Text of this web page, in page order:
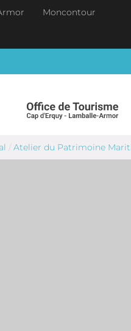
Moncontour
/ Atelier du Patrimoine